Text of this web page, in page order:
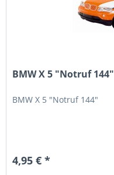
BMW X 5 "Notruf 144"
BMW X 5 "Notruf 144"
4,95 € *